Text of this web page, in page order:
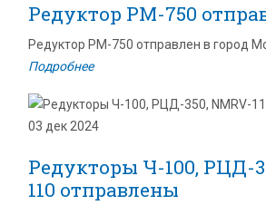
Редуктор РМ-750
Редуктор РМ-750 отправлен в город
Подробнее
03 дек 2024
Редукторы Ч-100, РЦД-
110 отправлены